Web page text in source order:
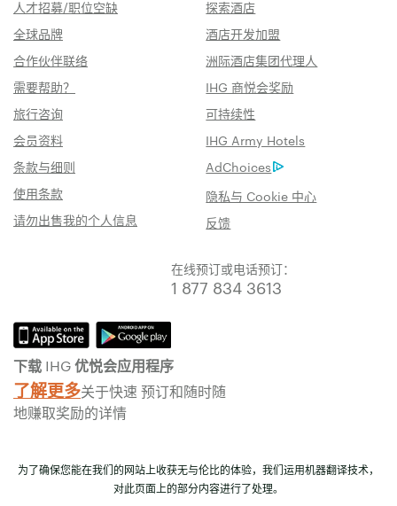
人才招募/职位空缺
探索酒店
全球品牌
酒店开发加盟
合作伙伴联络
洲际酒店集团代理人
需要帮助？
IHG 商悦会奖励
旅行咨询
可持续性
会员资料
IHG Army Hotels
条款与细则
AdChoices
使用条款
隐私与 Cookie 中心
请勿出售我的个人信息
反馈
在线预订或电话预订：
1 877 834 3613
下载 IHG 优悦会应用程序
了解更多关于快速 预订和随时随
地赚取奖励的详情
为了确保您能在我们的网站上收获无与伦比的体验，我们运用机器翻译技术，
对此页面上的部分内容进行了处理。